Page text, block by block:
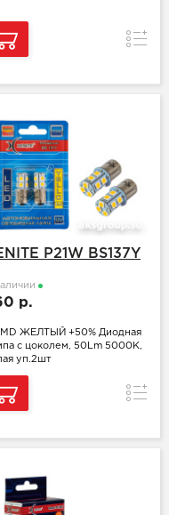
P21W BS137Y
р.
ЖЕЛТЫЙ +50% Диодная
с цоколем, 50Lm 5000K,
уп.2шт